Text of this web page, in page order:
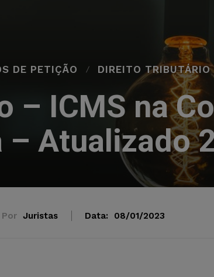
DE PETIÇÃO DIREITO TRIBUTÁRIO
– ICMS na
– Atualizado
Por Juristas Data: 08/01/2023